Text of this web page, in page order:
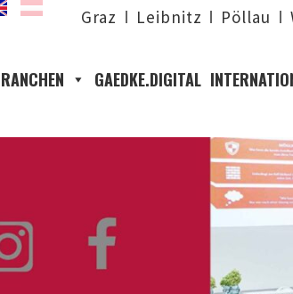
Graz Leibnitz Pöllau
GAEDKE.DIGITAL